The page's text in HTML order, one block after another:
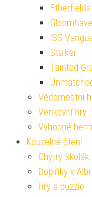
Etherfields
ISS
Stalker
Tainted
Vědomostní
Venkovní hry
Výhodné
Kouzelné čtení
Chytrý
Doplňky k
Hry a puzzle